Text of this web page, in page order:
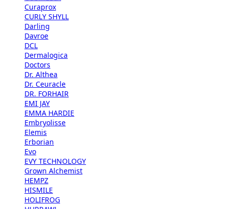
Curaprox
CURLY SHYLL
Darling
Davroe
DCL
Dermalogica
Doctors
Dr. Althea
Dr. Ceuracle
DR. FORHAIR
EMI JAY
EMMA HARDIE
Embryolisse
Elemis
Erborian
Evo
EVY TECHNOLOGY
Grown Alchemist
HEMPZ
HISMILE
HOLIFROG